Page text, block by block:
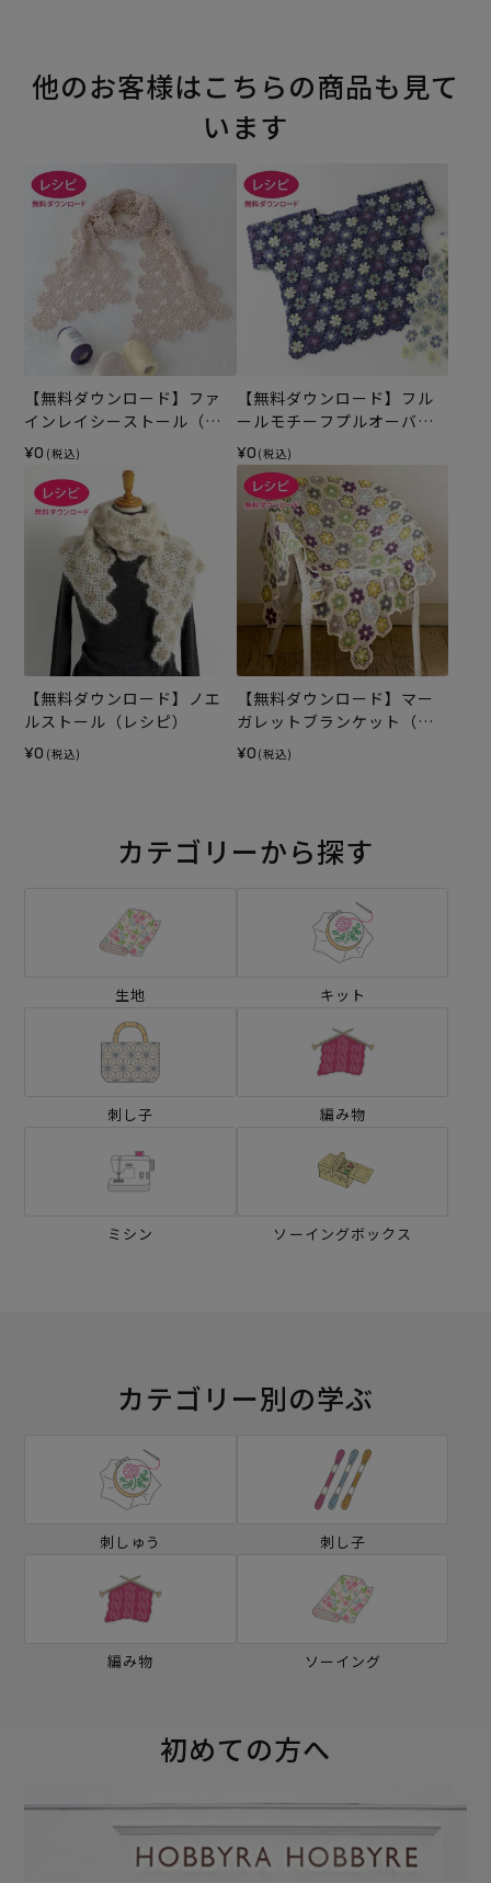
他のお客様はこちらの商品も見て
います
【無料ダウンロード】ファ
インレイシーストール（レ
シピ）
¥0 (税込)
【無料ダウンロード】フル
ールモチーフプルオーバー
（レシピ）
¥0 (税込)
【無料ダウンロード】ノエ
ルストール（レシピ）
¥0 (税込)
【無料ダウンロード】マー
ガレットブランケット（レ
シピ）
¥0 (税込)
カテゴリーから探す
生地 キット
刺し子 編み物
ミシン ソーイングボックス
カテゴリー別の学ぶ
刺しゅう 刺し子
編み物 ソーイング
初めての方へ